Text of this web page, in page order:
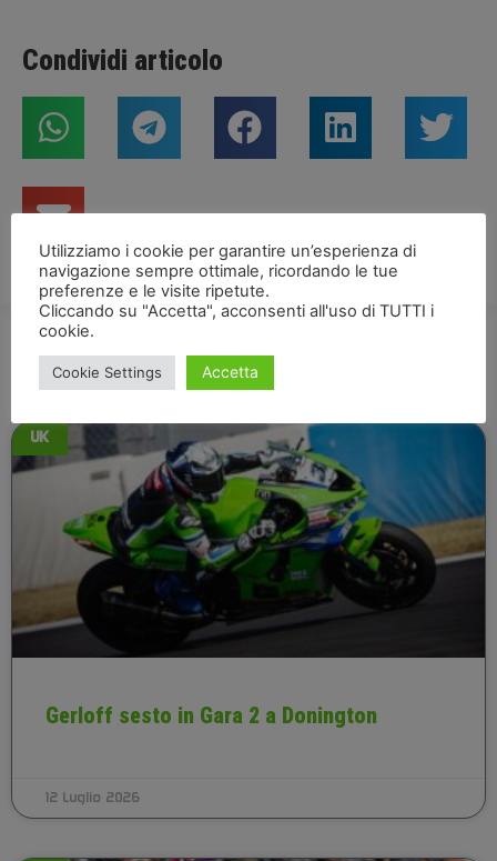
Condividi articolo
NEWS
UK
Gerloff sesto in Gara 2 a Donington
12 Luglio 2026
Utilizziamo i cookie per garantire un’esperienza di
navigazione sempre ottimale, ricordando le tue
preferenze e le visite ripetute.
Cliccando su "Accetta", acconsenti all'uso di TUTTI i
cookie.
Cookie Settings Accetta